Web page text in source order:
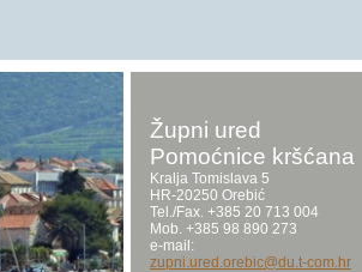
Župni ured
Pomoćnice kršćana
Kralja Tomislava 5
HR-20250 Orebić
Tel./Fax. +385 20 713 004
Mob. +385 98 890 273
e-mail:
zupni.ured.orebic@du.t-com.hr